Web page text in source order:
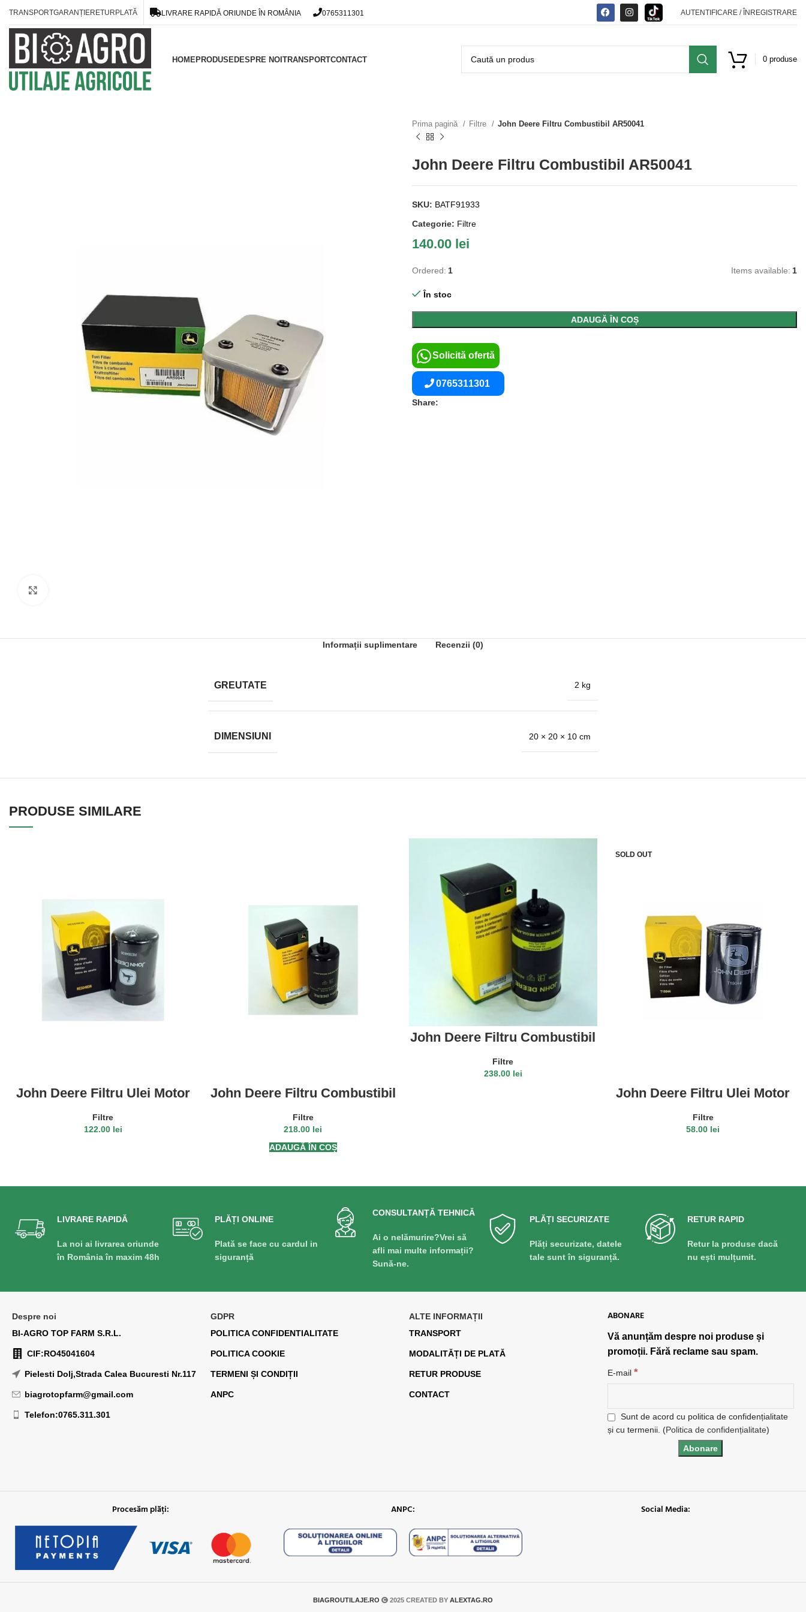
TRANSPORTGARANȚIERETURPLATĂ LIVRARE RAPIDĂ ORIUNDE ÎN ROMÂNIA 0765311301 AUTENTIFICARE / ÎNREGISTRARE
HOMEPRODUSEDESPRE NOITRANSPORTCONTACT 0 produse
Prima pagină Filtre John Deere Filtru Combustibil AR50041
John Deere Filtru Combustibil AR50041
SKU: BATF91933
Categorie: Filtre
140.00 lei
Ordered: 1 Items available: 1
În stoc
ADAUGĂ ÎN COȘ
Solicită ofertă
0765311301
Share:
Informații suplimentare Recenzii (0)
GREUTATE 2 kg
DIMENSIUNI 20 × 20 × 10 cm
PRODUSE SIMILARE
John Deere Filtru Ulei Motor
Filtre
122.00 lei
John Deere Filtru Combustibil
Filtre
218.00 lei
ADAUGĂ ÎN COȘ
John Deere Filtru Combustibil
Filtre
238.00 lei
SOLD OUT
John Deere Filtru Ulei Motor
Filtre
58.00 lei
LIVRARE RAPIDĂ
La noi ai livrarea oriunde
în România în maxim 48h
PLĂȚI ONLINE
Plată se face cu cardul in
siguranță
CONSULTANȚĂ TEHNICĂ
Ai o nelămurire?Vrei să
afli mai multe informații?
Sună-ne.
PLĂȚI SECURIZATE
Plăți securizate, datele
tale sunt în siguranță.
RETUR RAPID
Retur la produse dacă
nu ești mulțumit.
Despre noi
BI-AGRO TOP FARM S.R.L.
CIF:RO45041604
Pielesti Dolj,Strada Calea Bucuresti Nr.117
biagrotopfarm@gmail.com
Telefon:0765.311.301
GDPR
POLITICA CONFIDENTIALITATE
POLITICA COOKIE
TERMENI ȘI CONDIȚII
ANPC
ALTE INFORMAȚII
TRANSPORT
MODALITĂȚI DE PLATĂ
RETUR PRODUSE
CONTACT
ABONARE
Vă anunțăm despre noi produse și
promoții. Fără reclame sau spam.
E-mail *
Sunt de acord cu politica de confidențialitate
și cu termenii. (Politica de confidențialitate)
Procesăm plăți: ANPC: Social Media:
BIAGROUTILAJE.RO 2025 CREATED BY ALEXTAG.RO